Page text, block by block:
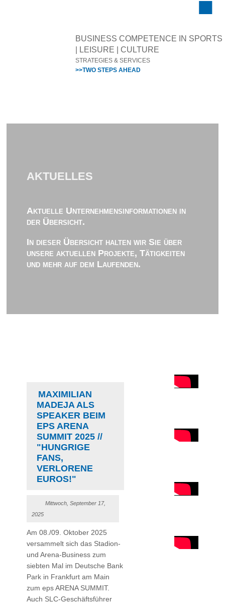
BUSINESS COMPETENCE IN SPORTS
| LEISURE | CULTURE
STRATEGIES & SERVICES
>>TWO STEPS AHEAD
AKTUELLES
Aktuelle Unternehmensinformationen in
der Übersicht.
In dieser Übersicht halten wir Sie über
unsere aktuellen Projekte, Tätigkeiten
und mehr auf dem Laufenden.
MAXIMILIAN
MADEJA ALS
SPEAKER BEIM
EPS ARENA
SUMMIT 2025 //
"HUNGRIGE
FANS,
VERLORENE
EUROS!"
Mittwoch, September 17,
2025
Am 08./09. Oktober 2025
versammelt sich das Stadion-
und Arena-Business zum
siebten Mal im Deutsche Bank
Park in Frankfurt am Main
zum eps ARENA SUMMIT.
Auch SLC-Geschäftsführer